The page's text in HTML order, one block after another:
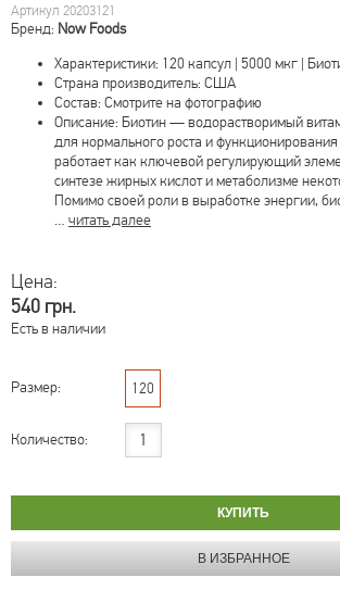
Артикул 20203121
Бренд: Now Foods
Характеристики: 120 капсул | 5000 мкг |
Страна производитель: США
Состав: Смотрите на фотографию
Описание: Биотин — водорастворимый
для нормального роста и
работает как ключевой регулирующий
синтезе жирных кислот и метаболизме
Помимо своей роли в выработке энергии,
… читать далее
Цена:
540 грн.
Есть в наличии
Размер: 120
Количество: